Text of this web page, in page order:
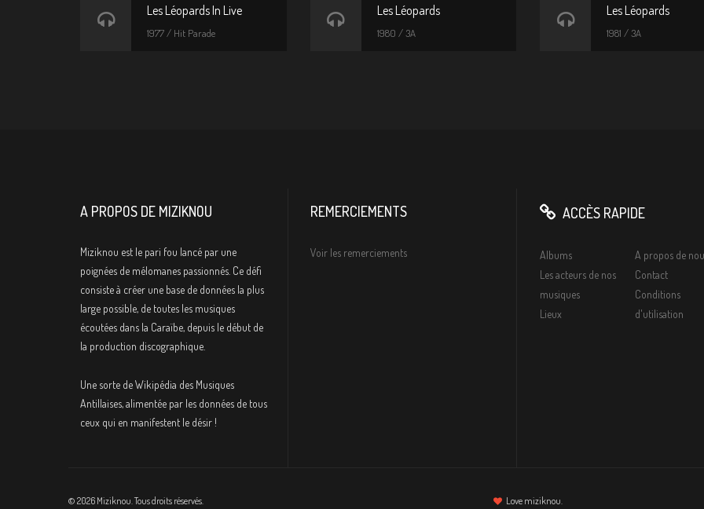
Les Léopards In Live
1977 / Hit Parade
Les Léopards
1980 / 3A
Les Léopards
1981 / 3A
A PROPOS DE MIZIKNOU
Miziknou est le pari fou lancé par une
poignées de mélomanes passionnés. Ce défi
consiste à créer une base de données la plus
large possible, de toutes les musiques
écoutées dans la Caraïbe, depuis le début de
la production discographique.
Une sorte de Wikipédia des Musiques
Antillaises, alimentée par les données de tous
ceux qui en manifestent le désir !
REMERCIEMENTS
Voir les remerciements
ACCÈS RAPIDE
Albums
Les acteurs de nos
musiques
Lieux
A propos de
Contact
Conditions
d'utilisation
© 2026 Miziknou. Tous droits réservés. Love miziknou.